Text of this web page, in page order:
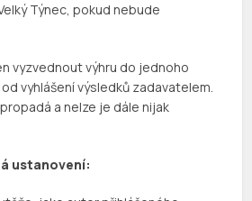
Týnec, pokud nebude
vyzvednout výhru do jednoho
vyhlášení výsledků zadavatelem.
a nelze je dále nijak
ustanovení: